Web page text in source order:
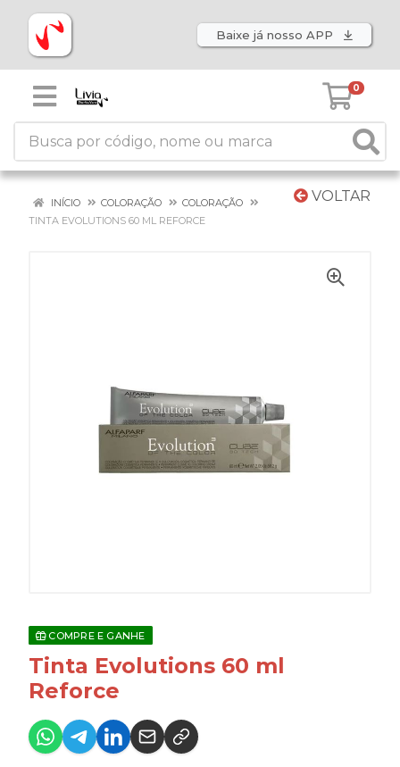
Baixe já nosso APP
0
VOLTAR
INÍCIO COLORAÇÃO
COLORAÇÃO
TINTA EVOLUTIONS 60 ML REFORCE
COMPRE E GANHE
Tinta Evolutions 60 ml
Reforce